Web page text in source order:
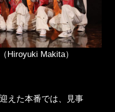
Hiroyuki Makita）
えた本番では、見事